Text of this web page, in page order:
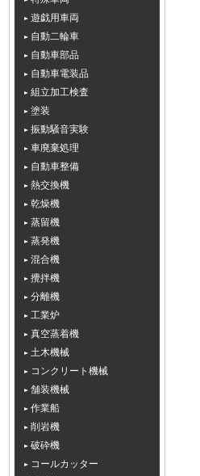
遊戯用車両
自動二輪車
自動車部品
自動車電装品
組立加工検査
塗装
振動騒音実験
車廃棄処理
自動車整備
熱交換機
乾燥機
蒸留機
蒸発機
混合機
攪拌機
分離機
工業炉
真空蒸着機
土木機械
コンクリート機械
舗装機械
作業船
削岩機
破砕機
コールカッター